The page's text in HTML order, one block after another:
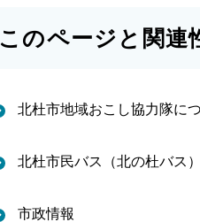
このページと関連
北杜市地域おこし協力隊に
北杜市民バス（北の杜バス
市政情報